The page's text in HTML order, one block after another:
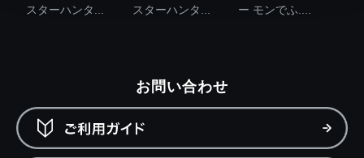
スターハンタ...
スターハンタ...
ー モンでふ....
お問い合わせ